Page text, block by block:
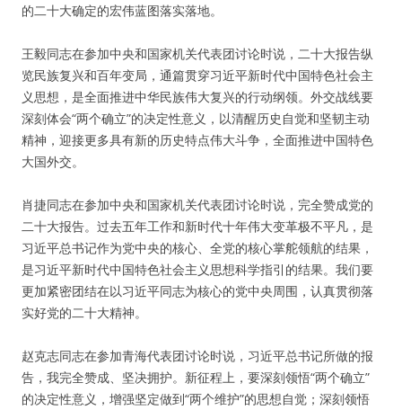
的二十大确定的宏伟蓝图落实落地。
王毅同志在参加中央和国家机关代表团讨论时说，二十大报告纵
览民族复兴和百年变局，通篇贯穿习近平新时代中国特色社会主
义思想，是全面推进中华民族伟大复兴的行动纲领。外交战线要
深刻体会“两个确立”的决定性意义，以清醒历史自觉和坚韧主动
精神，迎接更多具有新的历史特点伟大斗争，全面推进中国特色
大国外交。
肖捷同志在参加中央和国家机关代表团讨论时说，完全赞成党的
二十大报告。过去五年工作和新时代十年伟大变革极不平凡，是
习近平总书记作为党中央的核心、全党的核心掌舵领航的结果，
是习近平新时代中国特色社会主义思想科学指引的结果。我们要
更加紧密团结在以习近平同志为核心的党中央周围，认真贯彻落
实好党的二十大精神。
赵克志同志在参加青海代表团讨论时说，习近平总书记所做的报
告，我完全赞成、坚决拥护。新征程上，要深刻领悟“两个确立”
的决定性意义，增强坚定做到“两个维护”的思想自觉；深刻领悟